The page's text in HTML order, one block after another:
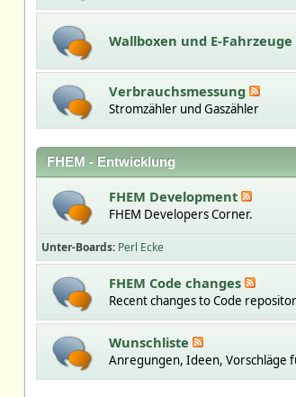
Wallboxen und E-Fahrzeuge
Verbrauchsmessung
Stromzähler und Gaszähler
FHEM - Entwicklung
FHEM Development
FHEM Developers Corner.
Unter-Boards Perl Ecke
FHEM Code changes
Recent changes to Code
Wunschliste
Anregungen, Ideen, Vorschläge